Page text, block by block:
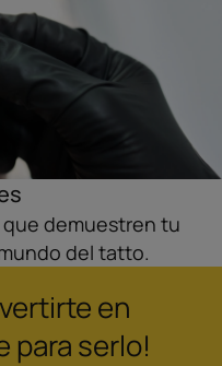
demuestren tu
del tatto.
en
para serlo!